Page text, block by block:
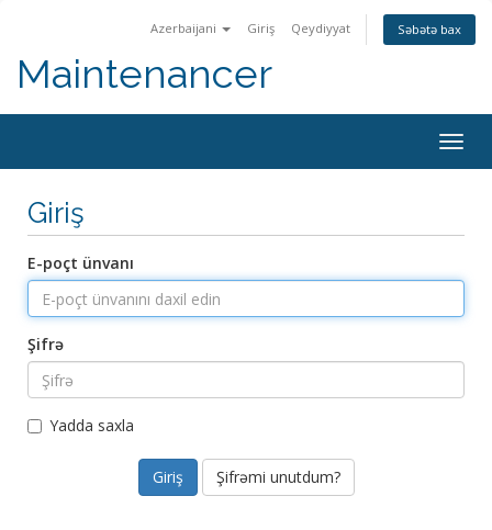
Azerbaijani Giriş Qeydiyyat Səbətə bax
Maintenancer
Giriş
E-poçt ünvanı
Şifrə
Yadda saxla
Şifrəmi unutdum?